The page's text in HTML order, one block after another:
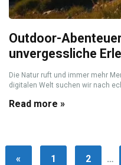
Outdoor-
unvergessliche
Die Natur ruft und immer mehr
digitalen Welt suchen wir nach
Read more »
« 1 2 …